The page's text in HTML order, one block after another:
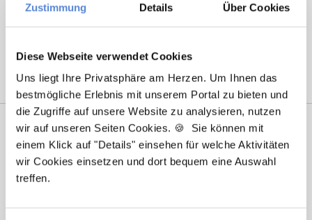
Zustimmung Details Über Cookies
Diese Webseite verwendet Cookies
Uns liegt Ihre Privatsphäre am Herzen. Um Ihnen das
bestmögliche Erlebnis mit unserem Portal zu bieten und
die Zugriffe auf unsere Website zu analysieren, nutzen
wir auf unseren Seiten Cookies. 🍪 Sie können mit
einem Klick auf "Details" einsehen für welche Aktivitäten
wir Cookies einsetzen und dort bequem eine Auswahl
treffen.
Augsburg|Berlin| |Erlangen Hamburg|Hannover|
Heidelberg|Krefeld|Lippstadt|Mannheim|Marl|München|